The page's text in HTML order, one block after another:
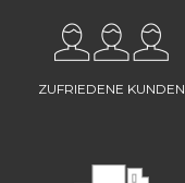
ZUFRIEDENE KUNDEN